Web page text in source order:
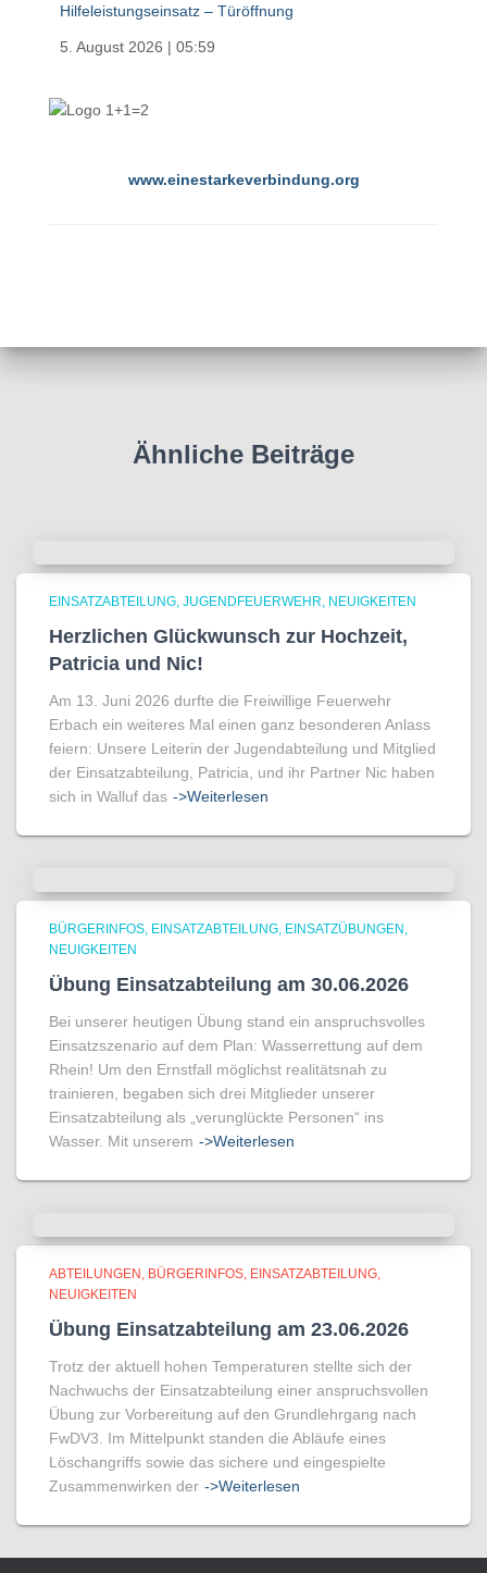
Hilfeleistungseinsatz – Türöffnung
5. August 2026 | 05:59
www.einestarkeverbindung.org
Ähnliche Beiträge
EINSATZABTEILUNG JUGENDFEUERWEHR NEUIGKEITEN
Herzlichen Glückwunsch zur Hochzeit,
Patricia und Nic!
Am 13. Juni 2026 durfte die Freiwillige Feuerwehr
Erbach ein weiteres Mal einen ganz besonderen Anlass
feiern: Unsere Leiterin der Jugendabteilung und Mitglied
der Einsatzabteilung, Patricia, und ihr Partner Nic haben
sich in Walluf das ->Weiterlesen
BÜRGERINFOS EINSATZABTEILUNG EINSATZÜBUNGEN
NEUIGKEITEN
Übung Einsatzabteilung am 30.06.2026
Bei unserer heutigen Übung stand ein anspruchsvolles
Einsatzszenario auf dem Plan: Wasserrettung auf dem
Rhein! Um den Ernstfall möglichst realitätsnah zu
trainieren, begaben sich drei Mitglieder unserer
Einsatzabteilung als „verunglückte Personen“ ins
Wasser. Mit unserem ->Weiterlesen
ABTEILUNGEN BÜRGERINFOS EINSATZABTEILUNG
NEUIGKEITEN
Übung Einsatzabteilung am 23.06.2026
Trotz der aktuell hohen Temperaturen stellte sich der
Nachwuchs der Einsatzabteilung einer anspruchsvollen
Übung zur Vorbereitung auf den Grundlehrgang nach
FwDV3. Im Mittelpunkt standen die Abläufe eines
Löschangriffs sowie das sichere und eingespielte
Zusammenwirken der ->Weiterlesen